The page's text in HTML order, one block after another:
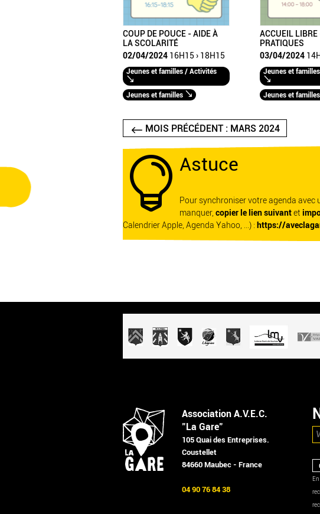
COUP DE POUCE - AIDE À
LA SCOLARITÉ
02/04/2024 16H15 › 18H15
Jeunes et familles / Activités
Jeunes et familles
ACCUEIL LIBRE
PRATIQUES
03/04/2024
Jeunes et
Jeunes et familles
MOIS PRÉCÉDENT : MARS 2024
 Astuce
Pour synchroniser votre agenda avec
manquer, copier le lien suivantet
Calendrier Apple, Agenda Yahoo, ...) : https://
Association A.V.E.C.
"La Gare"
105 Quai des Entreprises.
Coustellet
84660 Maubec - France
04 90 76 84 38